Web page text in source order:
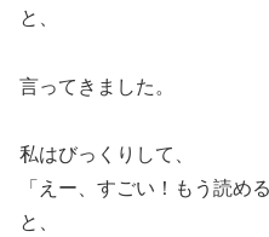
と、
言ってきました。
私はびっくりして、
「えー、すごい！もう読め
と、